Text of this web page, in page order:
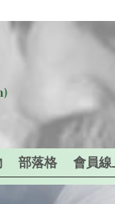
部落格 會員線